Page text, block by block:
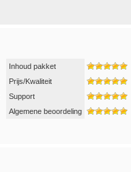
Inhoud pakket
Prijs/Kwaliteit
Support
Algemene beoordeling